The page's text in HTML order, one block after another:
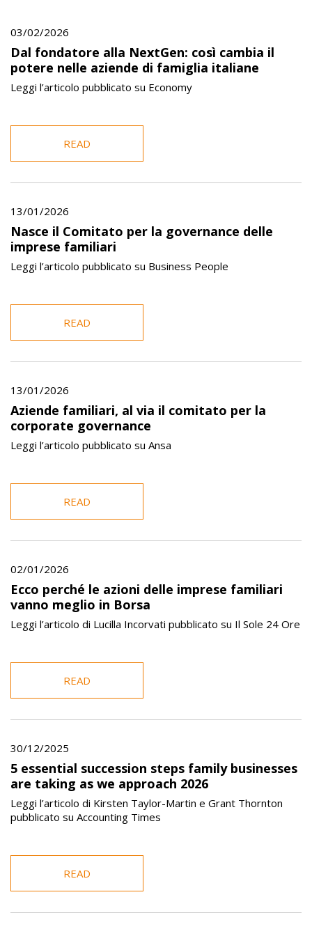
03/02/2026
Dal fondatore alla NextGen: così cambia il
potere nelle aziende di famiglia italiane
Leggi l’articolo pubblicato su Economy
READ
13/01/2026
Nasce il Comitato per la governance delle
imprese familiari
Leggi l’articolo pubblicato su Business People
READ
13/01/2026
Aziende familiari, al via il comitato per la
corporate governance
Leggi l’articolo pubblicato su Ansa
READ
02/01/2026
Ecco perché le azioni delle imprese familiari
vanno meglio in Borsa
Leggi l’articolo di Lucilla Incorvati pubblicato su Il Sole 24 Ore
READ
30/12/2025
5 essential succession steps family businesses
are taking as we approach 2026
Leggi l’articolo di Kirsten Taylor-Martin e Grant Thornton
pubblicato su Accounting Times
READ